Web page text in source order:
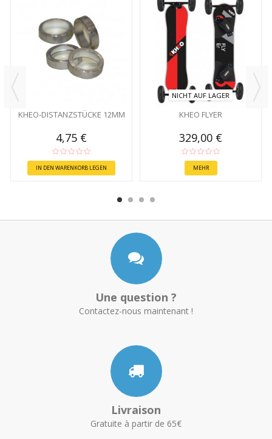
KHEO-DISTANZSTÜCKE 12MM
4,75 €
IN DEN WARENKORB LEGEN
NICHT AUF LAGER
KHEO FLYER
329,00 €
MEHR
Une question ?
Contactez-nous maintenant !
Livraison
Gratuite à partir de 65€